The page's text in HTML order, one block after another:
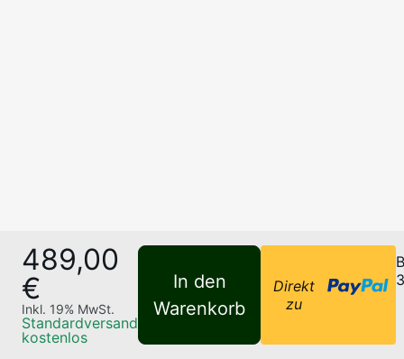
489,00
€
Inkl. 19% MwSt.
Standardversand
kostenlos
In den
Warenkorb
Direkt
zu